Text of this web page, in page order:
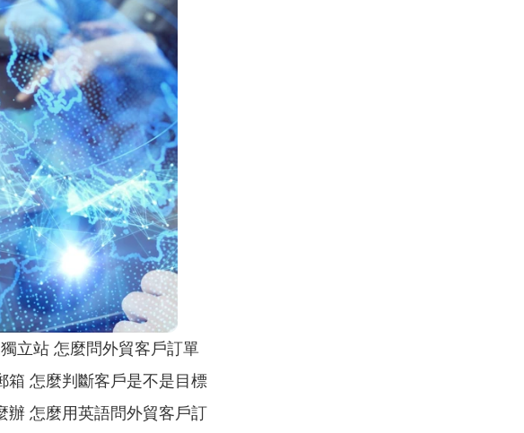
立站 怎麼問外貿客戶訂單
箱 怎麼判斷客戶是不是目標
辦 怎麼用英語問外貿客戶訂